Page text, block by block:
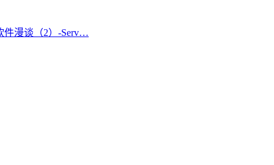
件漫谈（2）-Serv…